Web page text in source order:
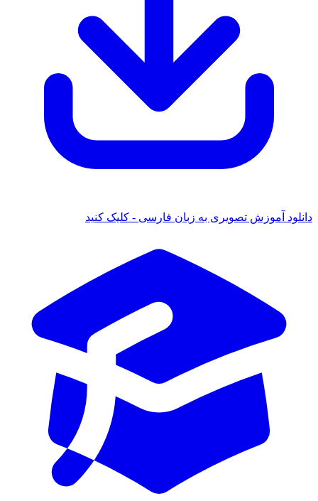
دانلود آموزش تصویری به زبان فارسی - کلیک کنید